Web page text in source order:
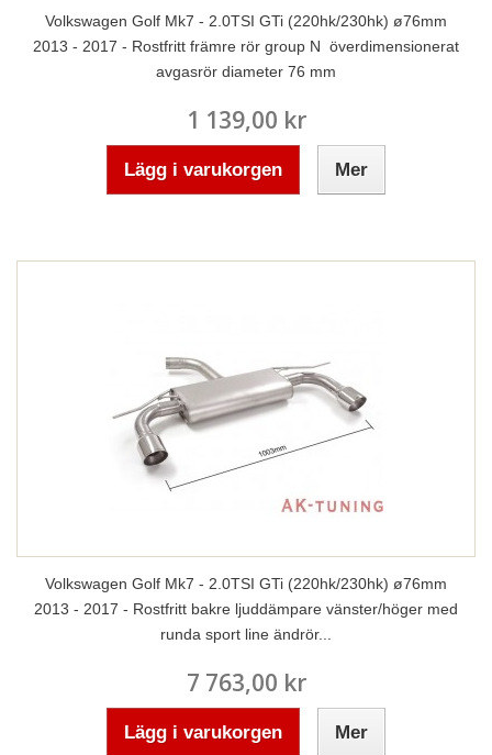
Volkswagen Golf Mk7 - 2.0TSI GTi (220hk/230hk) ø76mm
2013 - 2017 - Rostfritt främre rör group N överdimensionerat
avgasrör diameter 76 mm
1 139,00 kr
Lägg i varukorgen Mer
Volkswagen Golf Mk7 - 2.0TSI GTi (220hk/230hk) ø76mm
2013 - 2017 - Rostfritt bakre ljuddämpare vänster/höger med
runda sport line ändrör...
7 763,00 kr
Lägg i varukorgen Mer